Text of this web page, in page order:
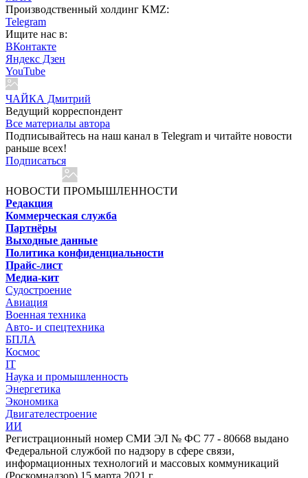
Производственный холдинг KMZ:
Telegram
Ищите нас в:
ВКонтакте
Яндекс Дзен
YouTube
ЧАЙКА Дмитрий
Ведущий корреспондент
Все материалы автора
Подписывайтесь на наш канал в Telegram и читайте новости
раньше всех!
Подписаться
НОВОСТИ ПРОМЫШЛЕННОСТИ
Редакция
Коммерческая служба
Партнёры
Выходные данные
Политика конфиденциальности
Прайс-лист
Медиа-кит
Судостроение
Авиация
Военная техника
Авто- и спецтехника
БПЛА
Космос
IT
Наука и промышленность
Энергетика
Экономика
Двигателестроение
ИИ
Регистрационный номер СМИ ЭЛ № ФС 77 - 80668 выдано
Федеральной службой по надзору в сфере связи,
информационных технологий и массовых коммуникаций
(Роскомнадзор) 15 марта 2021 г.